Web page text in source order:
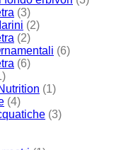
(3)
(2)
(2)
(6)
(6)
(1)
(4)
(3)